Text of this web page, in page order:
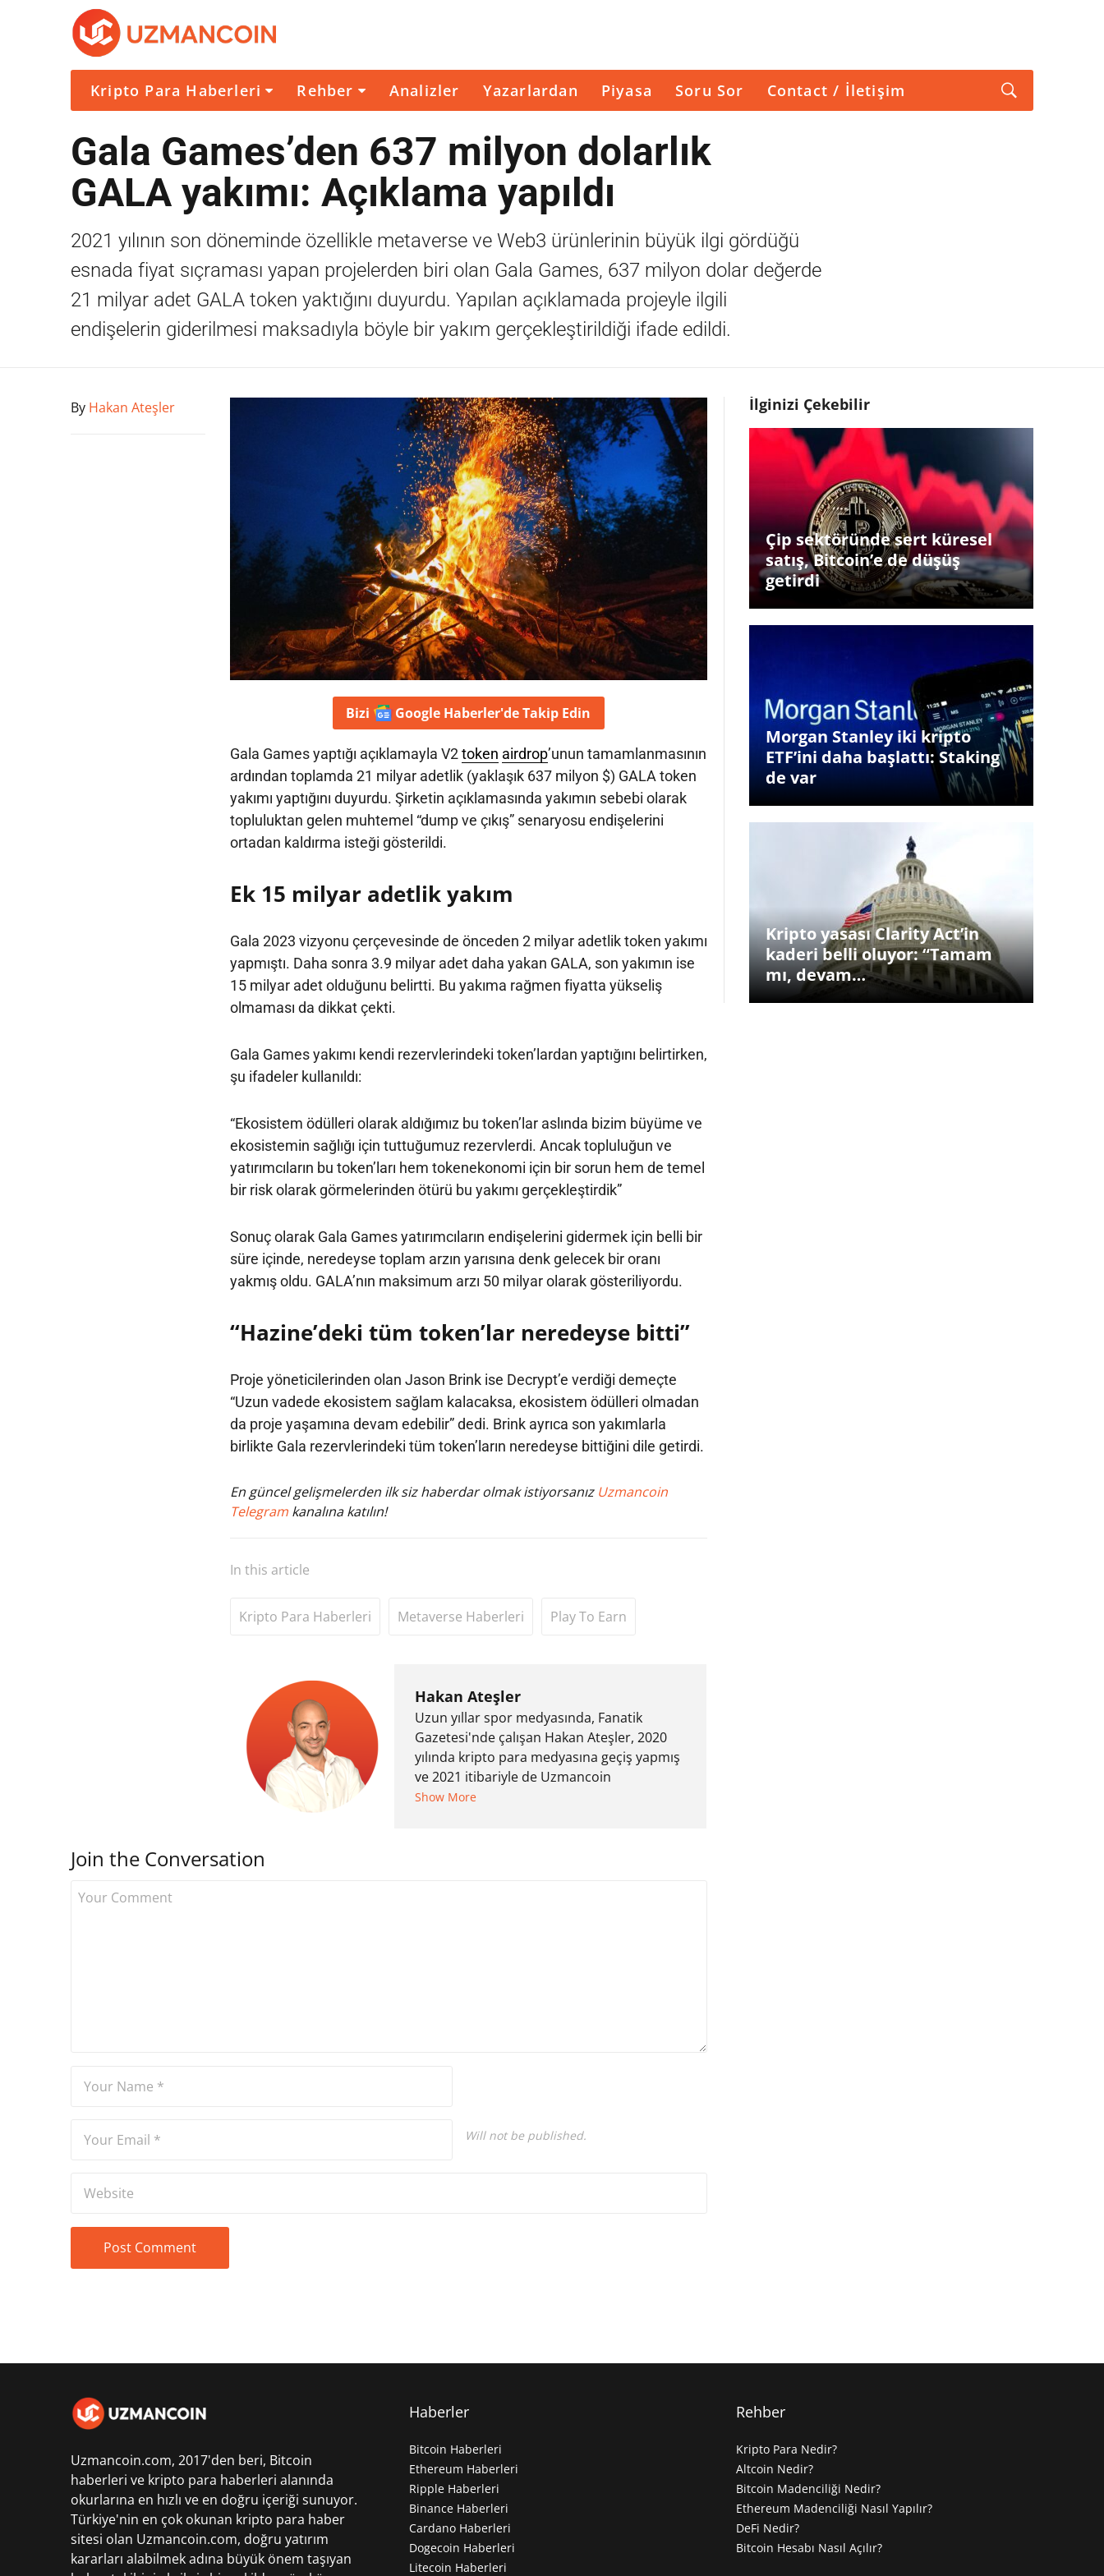
Kripto Para Haberleri Rehber Analizler Yazarlardan Piyasa Soru Sor Contact / İletişim
Gala Games’den 637 milyon dolarlık
GALA yakımı: Açıklama yapıldı
2021 yılının son döneminde özellikle metaverse ve Web3 ürünlerinin büyük ilgi gördüğü
esnada fiyat sıçraması yapan projelerden biri olan Gala Games, 637 milyon dolar değerde
21 milyar adet GALA token yaktığını duyurdu. Yapılan açıklamada projeyle ilgili
endişelerin giderilmesi maksadıyla böyle bir yakım gerçekleştirildiği ifade edildi.
By Hakan Ateşler
Bizi Google Haberler'deTakip Edin
Gala Games yaptığı açıklamayla V2token airdrop’unun tamamlanmasının
ardından toplamda 21 milyar adetlik (yaklaşık 637 milyon $) GALA token
yakımı yaptığını duyurdu. Şirketin açıklamasında yakımın sebebi olarak
topluluktan gelen muhtemel “dump ve çıkış” senaryosu endişelerini
ortadan kaldırma isteği gösterildi.
Ek 15 milyar adetlik yakım
Gala 2023 vizyonu çerçevesinde de önceden 2 milyar adetlik token yakımı
yapmıştı. Daha sonra 3.9 milyar adet daha yakan GALA, son yakımın ise
15 milyar adet olduğunu belirtti. Bu yakıma rağmen fiyatta yükseliş
olmaması da dikkat çekti.
Gala Games yakımı kendi rezervlerindeki token’lardan yaptığını belirtirken,
şu ifadeler kullanıldı:
“Ekosistem ödülleri olarak aldığımız bu token’lar aslında bizim büyüme ve
ekosistemin sağlığı için tuttuğumuz rezervlerdi. Ancak topluluğun ve
yatırımcıların bu token’ları hem tokenekonomi için bir sorun hem de temel
bir risk olarak görmelerinden ötürü bu yakımı gerçekleştirdik”
Sonuç olarak Gala Games yatırımcıların endişelerini gidermek için belli bir
süre içinde, neredeyse toplam arzın yarısına denk gelecek bir oranı
yakmış oldu. GALA’nın maksimum arzı 50 milyar olarak gösteriliyordu.
“Hazine’deki tüm token’lar neredeyse bitti”
Proje yöneticilerinden olan Jason Brink ise Decrypt’e verdiği demeçte
“Uzun vadede ekosistem sağlam kalacaksa, ekosistem ödülleri olmadan
da proje yaşamına devam edebilir” dedi. Brink ayrıca son yakımlarla
birlikte Gala rezervlerindeki tüm token’ların neredeyse bittiğini dile getirdi.
En güncel gelişmelerden ilk siz haberdar olmak istiyorsanız Uzmancoin
Telegram kanalına katılın!
In this article
Kripto Para Haberleri Metaverse Haberleri Play To Earn
Hakan Ateşler
Uzun yıllar spor medyasında, Fanatik
Gazetesi'nde çalışan Hakan Ateşler, 2020
yılında kripto para medyasına geçiş yapmış
ve 2021 itibariyle de Uzmancoin
bünyesinde çalışmaya başlamıştır. Notre
Show More
Join the Conversation
Will not be published.
İlginizi Çekebilir
Çip sektöründe sert küresel
satış, Bitcoin’e de düşüş
getirdi
Morgan Stanley iki kripto
ETF’ini daha başlattı: Staking
de var
Kripto yasası Clarity Act’in
kaderi belli oluyor: “Tamam
mı, devam…
Uzmancoin.com, 2017'den beri, Bitcoin
haberleri ve kripto para haberleri alanında
okurlarına en hızlı ve en doğru içeriği sunuyor.
Türkiye'nin en çok okunan kripto para haber
sitesi olan Uzmancoin.com, doğru yatırım
kararları alabilmek adına büyük önem taşıyan
Haberler
Bitcoin Haberleri
Ethereum Haberleri
Ripple Haberleri
Binance Haberleri
Cardano Haberleri
Dogecoin Haberleri
Litecoin Haberleri
Rehber
Kripto Para Nedir?
Altcoin Nedir?
Bitcoin Madenciliği Nedir?
Ethereum Madenciliği Nasıl Yapılır?
DeFi Nedir?
Bitcoin Hesabı Nasıl Açılır?